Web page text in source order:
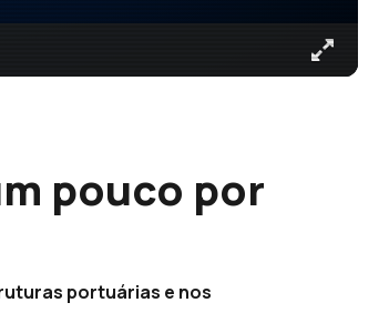
pouco por
portuárias e nos